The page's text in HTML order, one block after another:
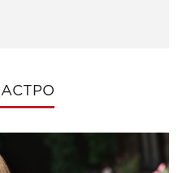
АСТРО